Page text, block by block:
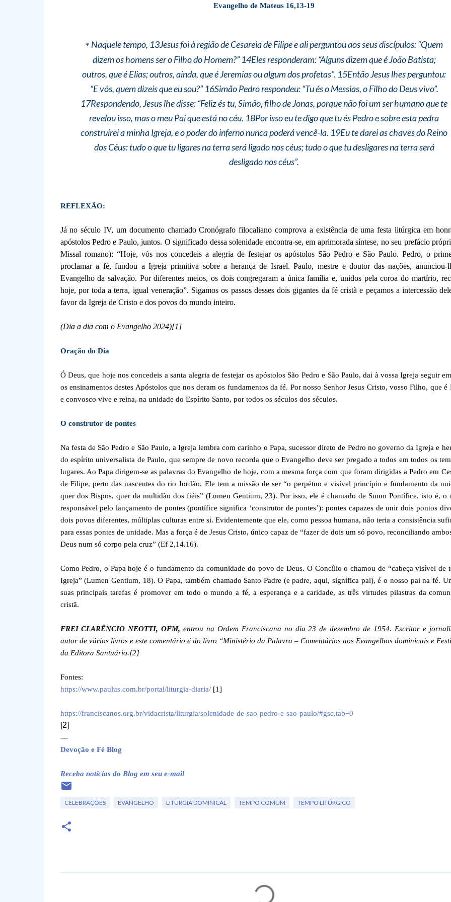
Evangelho de Mateus 16,13-19
* Naquele tempo, 13Jesus foi à região de Cesareia de Filipe e ali perguntou aos seus discípulos: “Quem
dizem os homens ser o Filho do Homem?” 14Eles responderam: “Alguns dizem que é João Batista;
outros, que é Elias; outros, ainda, que é Jeremias ou algum dos profetas”. 15Então Jesus lhes perguntou:
“E vós, quem dizeis que eu sou?” 16Simão Pedro respondeu: “Tu és o Messias, o Filho do Deus vivo”.
17Respondendo, Jesus lhe disse: “Feliz és tu, Simão, filho de Jonas, porque não foi um ser humano que te
revelou isso, mas o meu Pai que está no céu. 18Por isso eu te digo que tu és Pedro e sobre esta pedra
construirei a minha Igreja, e o poder do inferno nunca poderá vencê-la. 19Eu te darei as chaves do Reino
dos Céus: tudo o que tu ligares na terra será ligado nos céus; tudo o que tu desligares na terra será
desligado nos céus”.
REFLEXÃO:
Já no século IV, um documento chamado Cronógrafo filocaliano comprova a existência de uma festa litúrgica em
apóstolos Pedro e Paulo, juntos. O significado dessa solenidade encontra-se, em aprimorada síntese, no seu prefácio
Missal romano): “Hoje, vós nos concedeis a alegria de festejar os apóstolos São Pedro e São Paulo. Pedro, o
proclamar a fé, fundou a Igreja primitiva sobre a herança de Israel. Paulo, mestre e doutor das nações, anunciou-
Evangelho da salvação. Por diferentes meios, os dois congregaram a única família e, unidos pela coroa do martírio,
hoje, por toda a terra, igual veneração”. Sigamos os passos desses dois gigantes da fé cristã e peçamos a intercessão
favor da Igreja de Cristo e dos povos do mundo inteiro.
(Dia a dia com o Evangelho 2024)[1]
Oração do Dia
Ó Deus, que hoje nos concedeis a santa alegria de festejar os apóstolos São Pedro e São Paulo, dai à vossa Igreja seguir
os ensinamentos destes Apóstolos que nos deram os fundamentos da fé. Por nosso Senhor Jesus Cristo, vosso Filho, que é
e convosco vive e reina, na unidade do Espírito Santo, por todos os séculos dos séculos.
O construtor de pontes
Na festa de São Pedro e São Paulo, a Igreja lembra com carinho o Papa, sucessor direto de Pedro no governo da Igreja e
do espírito universalista de Paulo, que sempre de novo recorda que o Evangelho deve ser pregado a todos em todos os
lugares. Ao Papa dirigem-se as palavras do Evangelho de hoje, com a mesma força com que foram dirigidas a Pedro em
de Filipe, perto das nascentes do rio Jordão. Ele tem a missão de ser “o perpétuo e visível princípio e fundamento da
quer dos Bispos, quer da multidão dos fiéis” (Lumen Gentium, 23). Por isso, ele é chamado de Sumo Pontífice, isto é, o
responsável pelo lançamento de pontes (pontífice significa ‘construtor de pontes’): pontes capazes de unir dois pontos
dois povos diferentes, múltiplas culturas entre si. Evidentemente que ele, como pessoa humana, não teria a consistência
para essas pontes de unidade. Mas a força é de Jesus Cristo, único capaz de “fazer de dois um só povo, reconciliando
Deus num só corpo pela cruz” (Ef 2,14.16).
Como Pedro, o Papa hoje é o fundamento da comunidade do povo de Deus. O Concílio o chamou de “cabeça visível de
Igreja” (Lumen Gentium, 18). O Papa, também chamado Santo Padre (e padre, aqui, significa pai), é o nosso pai na fé.
suas principais tarefas é promover em todo o mundo a fé, a esperança e a caridade, as três virtudes pilastras da
cristã.
FREI CLARÊNCIO NEOTTI, OFM, entrou na Ordem Franciscana no dia 23 de dezembro de 1954. Escritor e
autor de vários livros e este comentário é do livro “Ministério da Palavra – Comentários aos Evangelhos dominicais e
da Editora Santuário.[2]
Fontes:
https://www.paulus.com.br/portal/liturgia-diaria/[1]
https://franciscanos.org.br/vidacrista/liturgia/solenidade-de-sao-pedro-e-sao-paulo/#gsc.tab=0
[2]
---
Devoção e Fé Blog
Receba notícias do Blog em seu e-mail
CELEBRAÇÕES EVANGELHO LITURGIA DOMINICAL TEMPO COMUM TEMPO LITÚRGICO